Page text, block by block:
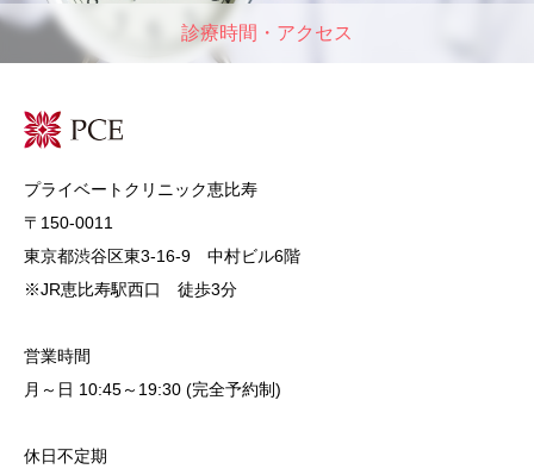
診療時間・アクセス
プライベートクリニック恵比寿
〒150-0011
東京都渋谷区東3-16-9 中村ビル6階
※JR恵比寿駅西口 徒歩3分
営業時間
月～日 10:45～19:30 (完全予約制)
休日不定期